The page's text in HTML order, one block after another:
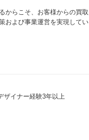
からこそ、お客様からの買
よび事業運営を実現してい
ザイナー経験3年以上